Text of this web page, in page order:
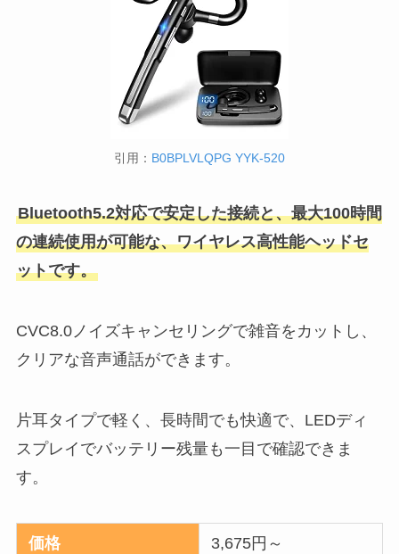
引用： B0BPLVLQPG ‎YYK-520
Bluetooth5.2対応で安定した接続と、最大100時間
の連続使用が可能な、ワイヤレス高性能ヘッドセ
ットです。
CVC8.0ノイズキャンセリングで雑音をカットし、
クリアな音声通話ができます。
片耳タイプで軽く、長時間でも快適で、LEDディ
スプレイでバッテリー残量も一目で確認できま
す。
価格 3,675円～